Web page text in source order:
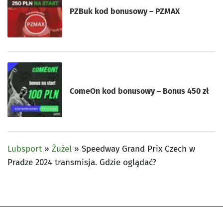
PZBuk kod bonusowy – PZMAX
ComeOn kod bonusowy – Bonus 450 zł
Lubsport » Żużel » Speedway Grand Prix Czech w
Pradze 2024 transmisja. Gdzie oglądać?